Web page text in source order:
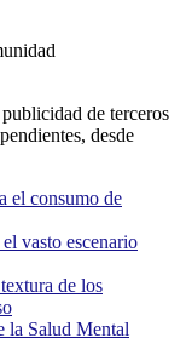
de terceros
desde
el consumo de
vasto escenario
de los
la Salud Mental